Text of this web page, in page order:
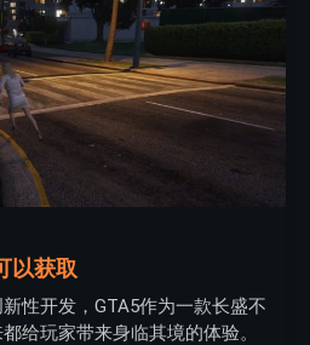
以获取
性开发，GTA5作为一款长盛不
给玩家带来身临其境的体验。